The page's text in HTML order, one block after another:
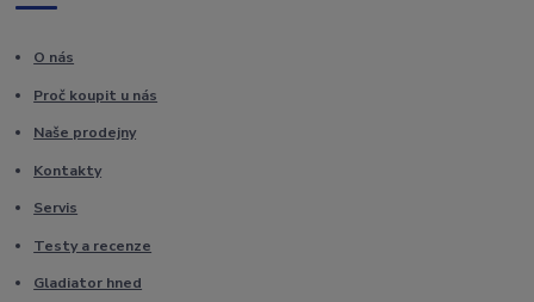
O nás
Proč koupit u nás
Naše prodejny
Kontakty
Servis
Testy a recenze
Gladiator hned